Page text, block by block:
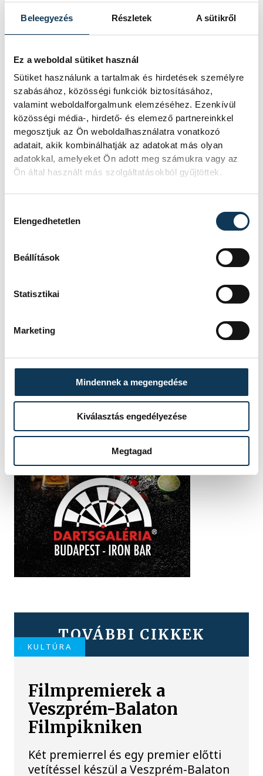
Beleegyezés Részletek A sütikről
Ez a weboldal sütiket használ
Sütiket használunk a tartalmak és hirdetések személyre
szabásához, közösségi funkciók biztosításához,
valamint weboldalforgalmunk elemzéséhez. Ezenkívül
közösségi média-, hirdető- és elemező partnereinkkel
megosztjuk az Ön weboldalhasználatra vonatkozó
adatait, akik kombinálhatják az adatokat más olyan
adatokkal, amelyeket Ön adott meg számukra vagy az
Ön által használt más szolgáltatásokból gyűjtöttek.
Elengedhetetlen
Beállítások
Statisztikai
Marketing
Mindennek a megengedése
Kiválasztás engedélyezése
Megtagad
mozi szalmabála Danny Blue
SZERZŐ
Szabó
Eszter
TOVÁBBI CIKKEK
KULTÚRA
Filmpremierek a
Veszprém-Balaton
Filmpikniken
Két premierrel és egy premier előtti
vetítéssel készül a Veszprém-Balaton